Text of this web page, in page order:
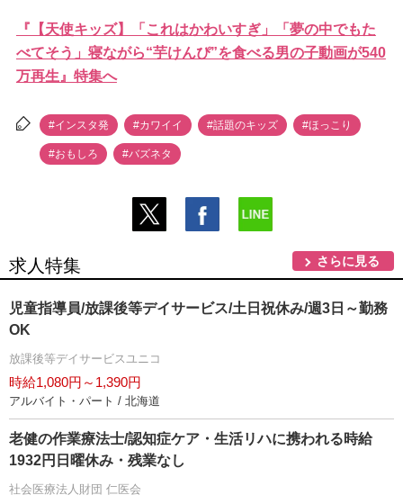
『【天使キッズ】「これはかわいすぎ」「夢の中でもた
べてそう」寝ながら“芋けんぴ”を食べる男の子動画が540
万再生』特集へ
#インスタ発 #カワイイ #話題のキッズ #ほっこり
#おもしろ #バズネタ
求人特集 さらに見る
児童指導員/放課後等デイサービス/土日祝休み/週3日～勤務
OK
放課後等デイサービスユニコ
時給1,080円～1,390円
アルバイト・パート / 北海道
老健の作業療法士/認知症ケア・生活リハに携われる時給
1932円日曜休み・残業なし
社会医療法人財団 仁医会